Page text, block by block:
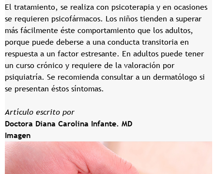
El tratamiento, se realiza con psicoterapia y en ocasiones
se requieren psicofármacos. Los niños tienden a superar
más fácilmente éste comportamiento que los adultos,
porque puede deberse a una conducta transitoria en
respuesta a un factor estresante. En adultos puede tener
un curso crónico y requiere de la valoración por
psiquiatría. Se recomienda consultar a un dermatólogo si
se presentan éstos síntomas.
Artículo escrito por
Doctora Diana Carolina Infante. MD
Imagen